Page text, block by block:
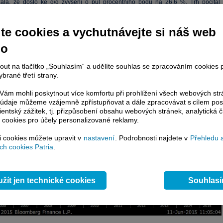
že došlo ke q/q zvýšení o půl procentního bodu na 26,6 %. Trh počítal
měsíce letošního roku hledalo v Řecku práci 30,6 % žen, míra
hodnoty 23,5 %. Téměř děsivá je statistika dlouhodobě nezaměstnaných
míranezaměstnanostibyla v 1Q15 evidována v Aténách, i když stále
číslu 20,2 % (nejvyšší
vývoj mírynezaměstnanostiod roku 2005 v q/q srovnání.
cookies a vychutnávejte si náš web
na tlačítko „Souhlasím“ a udělíte souhlas se zpracováním cookies
třetí strany.
mohli poskytnout více komfortu při prohlížení všech webových
můžeme vzájemně zpřístupňovat a dále zpracovávat s cílem
zážitek, tj. přizpůsobení obsahu webových stránek, analytická
pro účely personalizované reklamy.
cookies můžete upravit v nastavení. Podrobnosti najdete v Přehledu
cookies Patria.
jen technické cookies